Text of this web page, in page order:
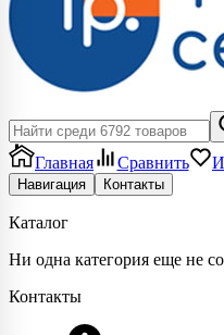
Главная Сравнить
Навигация Контакты
Каталог
Hи одна категория еще не
Контакты